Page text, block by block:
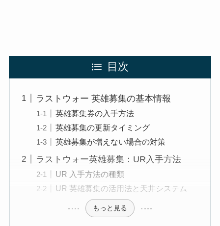
目次
ラストウォー 英雄募集の基本情報
英雄募集券の入手方法
英雄募集の更新タイミング
英雄募集が増えない場合の対策
ラストウォー英雄募集：UR入手方法
UR 入手方法の種類
UR 英雄募集の活用法と天井システム
もっと見る